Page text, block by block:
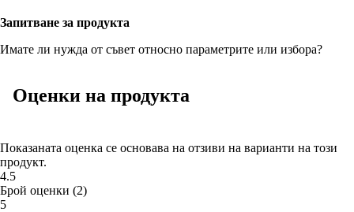
Запитване за продукта
Имате ли нужда от съвет относно параметрите или избора?
Оценки на продукта
Показаната оценка се основава на отзиви на варианти на този
продукт.
4.5
Брой оценки (2)
5